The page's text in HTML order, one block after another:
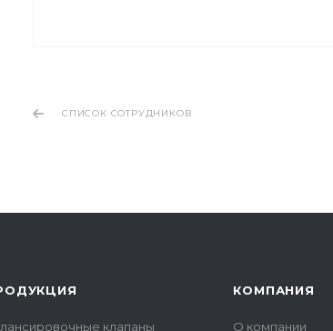
СПИСОК СОТРУДНИКОВ
клапаны
КОМПАНИЯ
О компании